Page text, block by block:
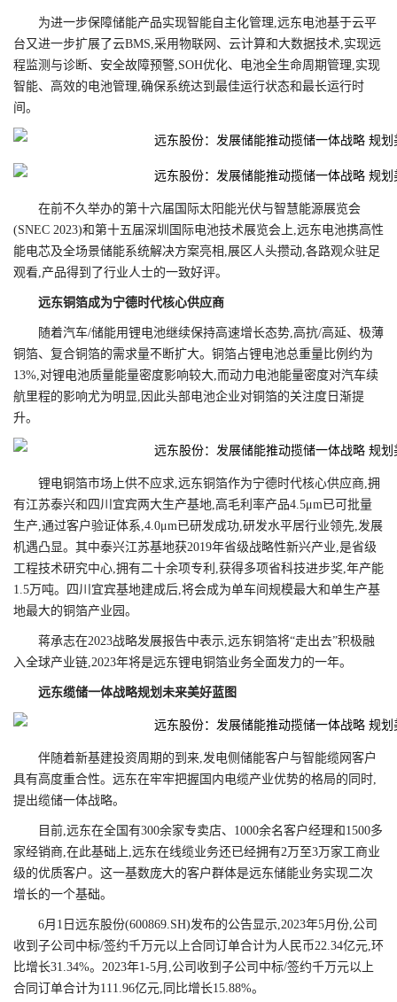
为进一步保障储能产品实现智能自主化管理,远东电池基于云平
台又进一步扩展了云BMS,采用物联网、云计算和大数据技术,实现远
程监测与诊断、安全故障预警,SOH优化、电池全生命周期管理,实现
智能、高效的电池管理,确保系统达到最佳运行状态和最长运行时
间。
在前不久举办的第十六届国际太阳能光伏与智慧能源展览会
(SNEC 2023)和第十五届深圳国际电池技术展览会上,远东电池携高性
能电芯及全场景储能系统解决方案亮相,展区人头攒动,各路观众驻足
观看,产品得到了行业人士的一致好评。
远东铜箔成为宁德时代核心供应商
随着汽车/储能用锂电池继续保持高速增长态势,高抗/高延、极薄
铜箔、复合铜箔的需求量不断扩大。铜箔占锂电池总重量比例约为
13%,对锂电池质量能量密度影响较大,而动力电池能量密度对汽车续
航里程的影响尤为明显,因此头部电池企业对铜箔的关注度日渐提
升。
锂电铜箔市场上供不应求,远东铜箔作为宁德时代核心供应商,拥
有江苏泰兴和四川宜宾两大生产基地,高毛利率产品4.5μm已可批量
生产,通过客户验证体系,4.0μm已研发成功,研发水平居行业领先,发展
机遇凸显。其中泰兴江苏基地获2019年省级战略性新兴产业,是省级
工程技术研究中心,拥有二十余项专利,获得多项省科技进步奖,年产能
1.5万吨。四川宜宾基地建成后,将会成为单车间规模最大和单生产基
地最大的铜箔产业园。
蒋承志在2023战略发展报告中表示,远东铜箔将“走出去”积极融
入全球产业链,2023年将是远东锂电铜箔业务全面发力的一年。
远东缆储一体战略规划未来美好蓝图
伴随着新基建投资周期的到来,发电侧储能客户与智能缆网客户
具有高度重合性。远东在牢牢把握国内电缆产业优势的格局的同时,
提出缆储一体战略。
目前,远东在全国有300余家专卖店、1000余名客户经理和1500多
家经销商,在此基础上,远东在线缆业务还已经拥有2万至3万家工商业
级的优质客户。这一基数庞大的客户群体是远东储能业务实现二次
增长的一个基础。
6月1日远东股份(600869.SH)发布的公告显示,2023年5月份,公司
收到子公司中标/签约千万元以上合同订单合计为人民币22.34亿元,环
比增长31.34%。2023年1-5月,公司收到子公司中标/签约千万元以上
合同订单合计为111.96亿元,同比增长15.88%。